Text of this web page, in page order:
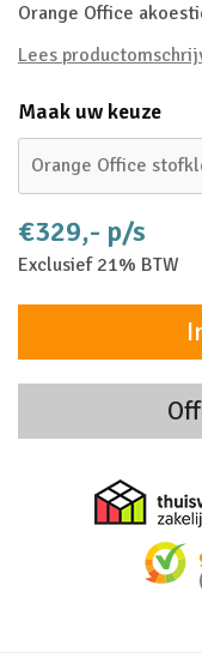
Orange Office
Lees
Maak uw keuze
Orange Office
€329,- p/s
Exclusief 21% BTW